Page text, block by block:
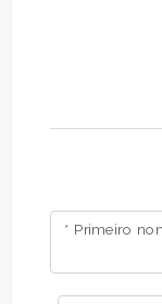
* Primeiro